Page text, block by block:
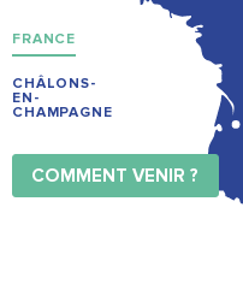
FRANCE
CHÂLONS-
EN-
CHAMPAGNE
COMMENT VENIR ?